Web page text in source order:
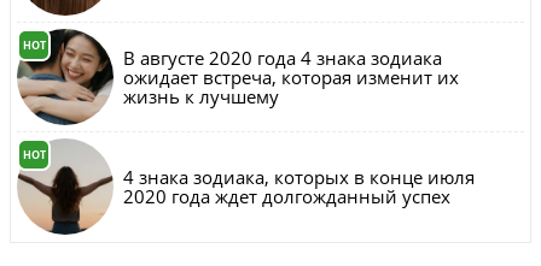
HOT
В августе 2020 года 4 знака зодиака
ожидает встреча, которая изменит их
жизнь к лучшему
HOT
4 знака зодиака, которых в конце июля
2020 года ждет долгожданный успех